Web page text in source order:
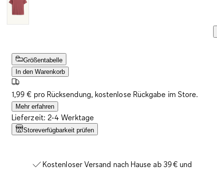
Größentabelle
In den Warenkorb
1,99 € pro Rücksendung, kostenlose Rückgabe im Store.
Mehr erfahren
Lieferzeit: 2-4 Werktage
Storeverfügbarkeit prüfen
Kostenloser Versand nach Hause ab 39 € und